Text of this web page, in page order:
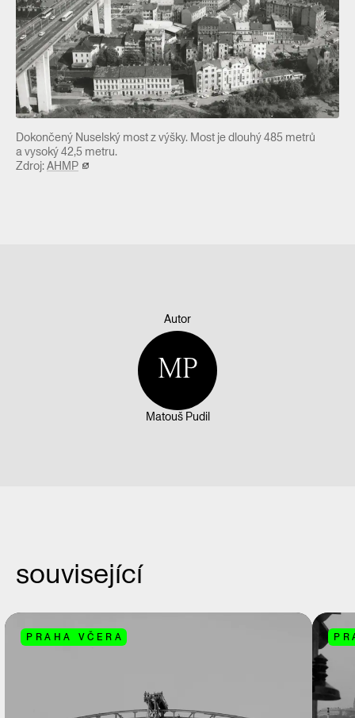
Dokončený Nuselský most z výšky. Most je dlouhý 485 metrů
a vysoký 42,5 metru.
Zdroj:AHMP
Autor
MP
Matouš Pudil
související
PRAHA VČERA